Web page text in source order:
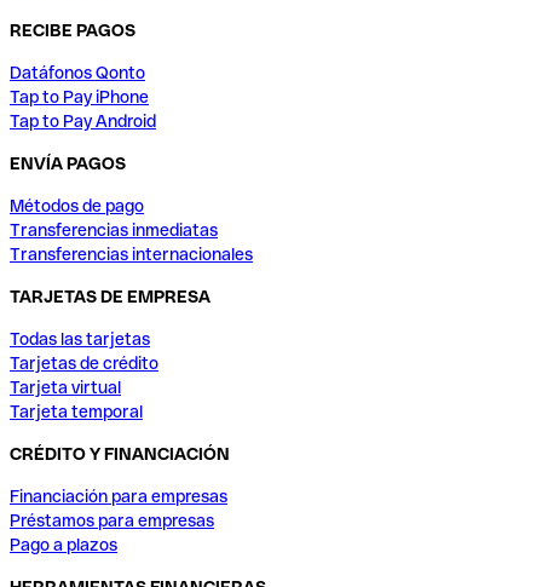
RECIBE PAGOS
Datáfonos Qonto
Tap to Pay iPhone
Tap to Pay Android
ENVÍA PAGOS
Métodos de pago
Transferencias inmediatas
Transferencias internacionales
TARJETAS DE EMPRESA
Todas las tarjetas
Tarjetas de crédito
Tarjeta virtual
Tarjeta temporal
CRÉDITO Y FINANCIACIÓN
Financiación para empresas
Préstamos para empresas
Pago a plazos